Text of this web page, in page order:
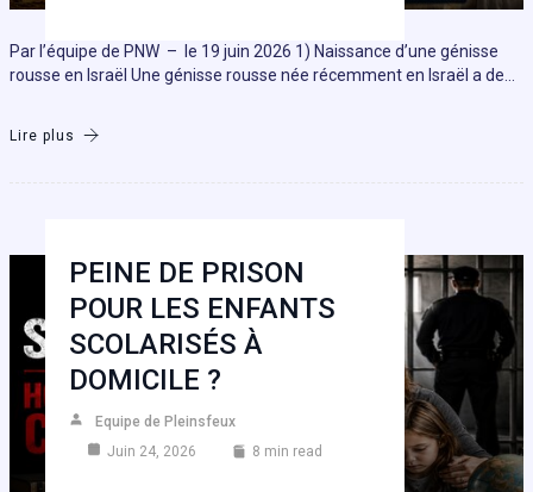
Par l’équipe de PNW – le 19 juin 2026 1) Naissance d’une génisse
rousse en Israël Une génisse rousse née récemment en Israël a de…
Lire plus
PEINE DE PRISON
POUR LES ENFANTS
SCOLARISÉS À
DOMICILE ?
Equipe de Pleinsfeux
Juin 24, 2026
8 min read